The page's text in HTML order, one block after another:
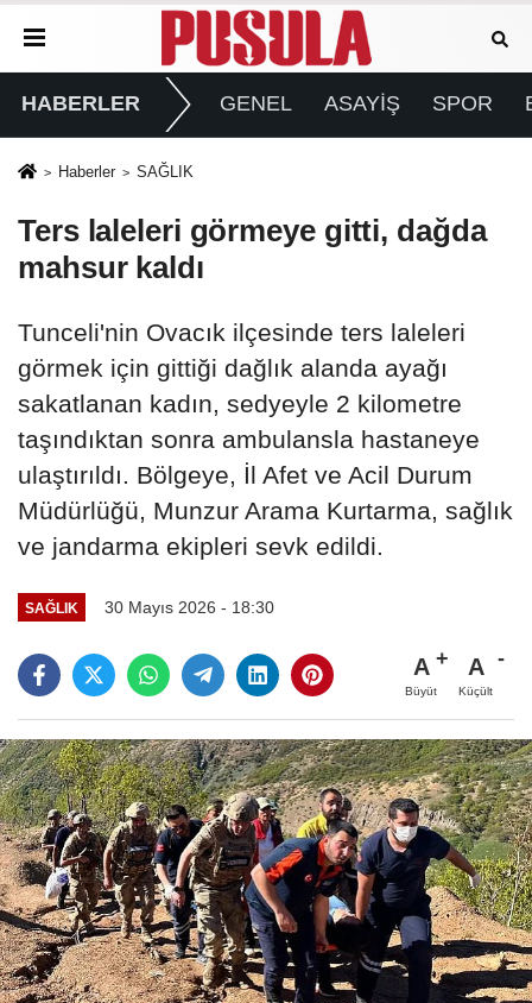
HABERLER GENEL ASAYİŞ SPOR
Haberler SAĞLIK
Ters laleleri görmeye gitti, dağda
mahsur kaldı
Tunceli'nin Ovacık ilçesinde ters laleleri
görmek için gittiği dağlık alanda ayağı
sakatlanan kadın, sedyeyle 2 kilometre
taşındıktan sonra ambulansla hastaneye
ulaştırıldı. Bölgeye, İl Afet ve Acil Durum
Müdürlüğü, Munzur Arama Kurtarma, sağlık
ve jandarma ekipleri sevk edildi.
SAĞLIK 30 Mayıs 2026 - 18:30
A
Büyüt
A
Küçült